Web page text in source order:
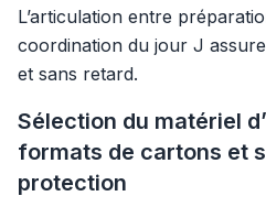
L’articulation entre
coordination du jour J
et sans retard.
Sélection du matériel
formats de cartons et
protection